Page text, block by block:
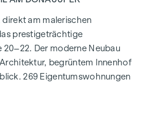
direkt am malerischen
prestigeträchtige
Der moderne Neubau
begrüntem Innenhof
269 Eigentumswohnungen